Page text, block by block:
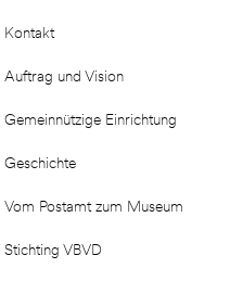
Kontakt
Auftrag und Vision
Gemeinnützige Einrichtung
Geschichte
Vom Postamt zum Museum
Stichting VBVD